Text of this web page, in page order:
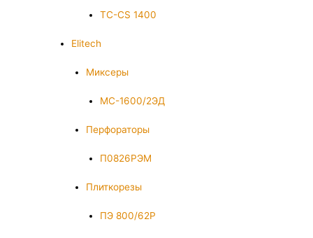
TC-CS 1400
Elitech
Миксеры
МС-1600/2ЭД
Перфораторы
П0826РЭМ
Плиткорезы
ПЭ 800/62Р